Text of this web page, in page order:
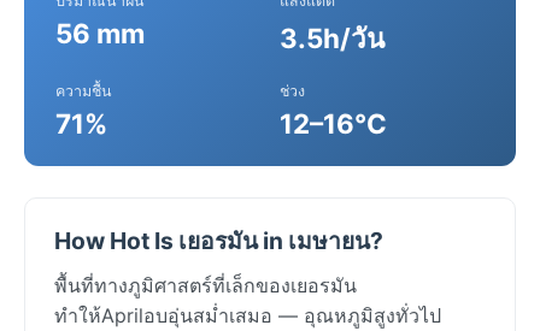
56 mm 3.5h/วัน
ความชื้น
71%
ช่วง
12–16°C
How Hot Is เยอรมัน in เมษายน?
พื้นที่ทางภูมิศาสตร์ที่เล็กของเยอรมัน
ทำให้Aprilอบอุ่นสม่ำเสมอ — อุณหภูมิสูงทั่วไป